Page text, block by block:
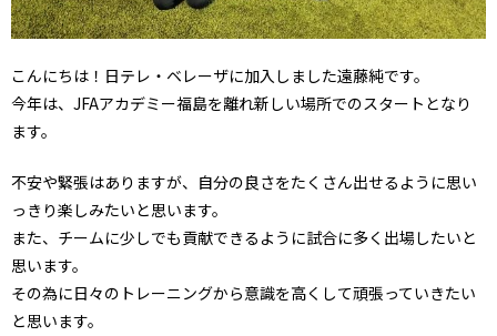
こんにちは！日テレ・ベレーザに加入しました遠藤純です。
今年は、JFAアカデミー福島を離れ新しい場所でのスタートとなり
ます。
不安や緊張はありますが、自分の良さをたくさん出せるように思い
っきり楽しみたいと思います。
また、チームに少しでも貢献できるように試合に多く出場したいと
思います。
その為に日々のトレーニングから意識を高くして頑張っていきたい
と思います。